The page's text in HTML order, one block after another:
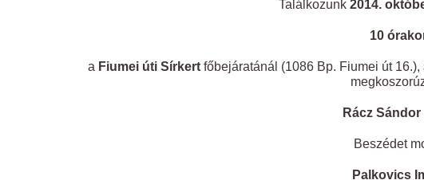
Találkozunk 2014.
10
a Fiumei úti Sírkert főbejáratánál (1086 Bp. Fiumei út
Rácz Sándor
Beszédet
Palkovics